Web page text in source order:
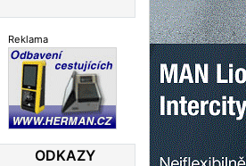
Reklama
ODKAZY